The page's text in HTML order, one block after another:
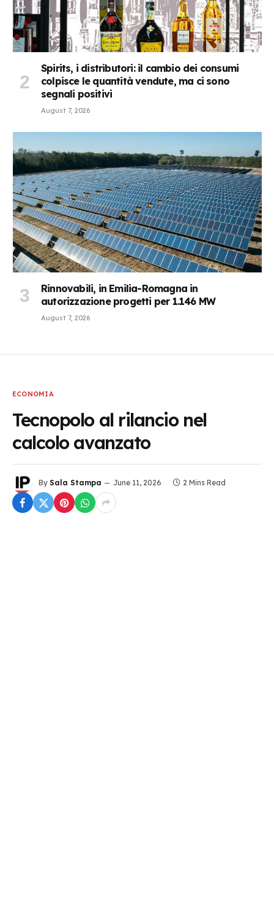
Spirits, i distributori: il cambio dei consumi
colpisce le quantità vendute, ma ci sono
segnali positivi
August 7, 2026
Rinnovabili, in Emilia-Romagna in
autorizzazione progetti per 1.146 MW
August 7, 2026
ECONOMIA
Tecnopolo al rilancio nel
calcolo avanzato
By Sala Stampa June 11, 2026 2 Mins Read